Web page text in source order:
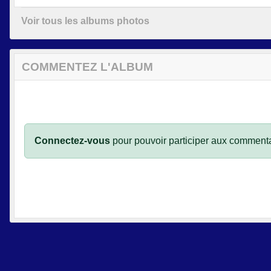
Voir tous les albums photos
COMMENTEZ L'ALBUM
Connectez-vous pour pouvoir participer aux